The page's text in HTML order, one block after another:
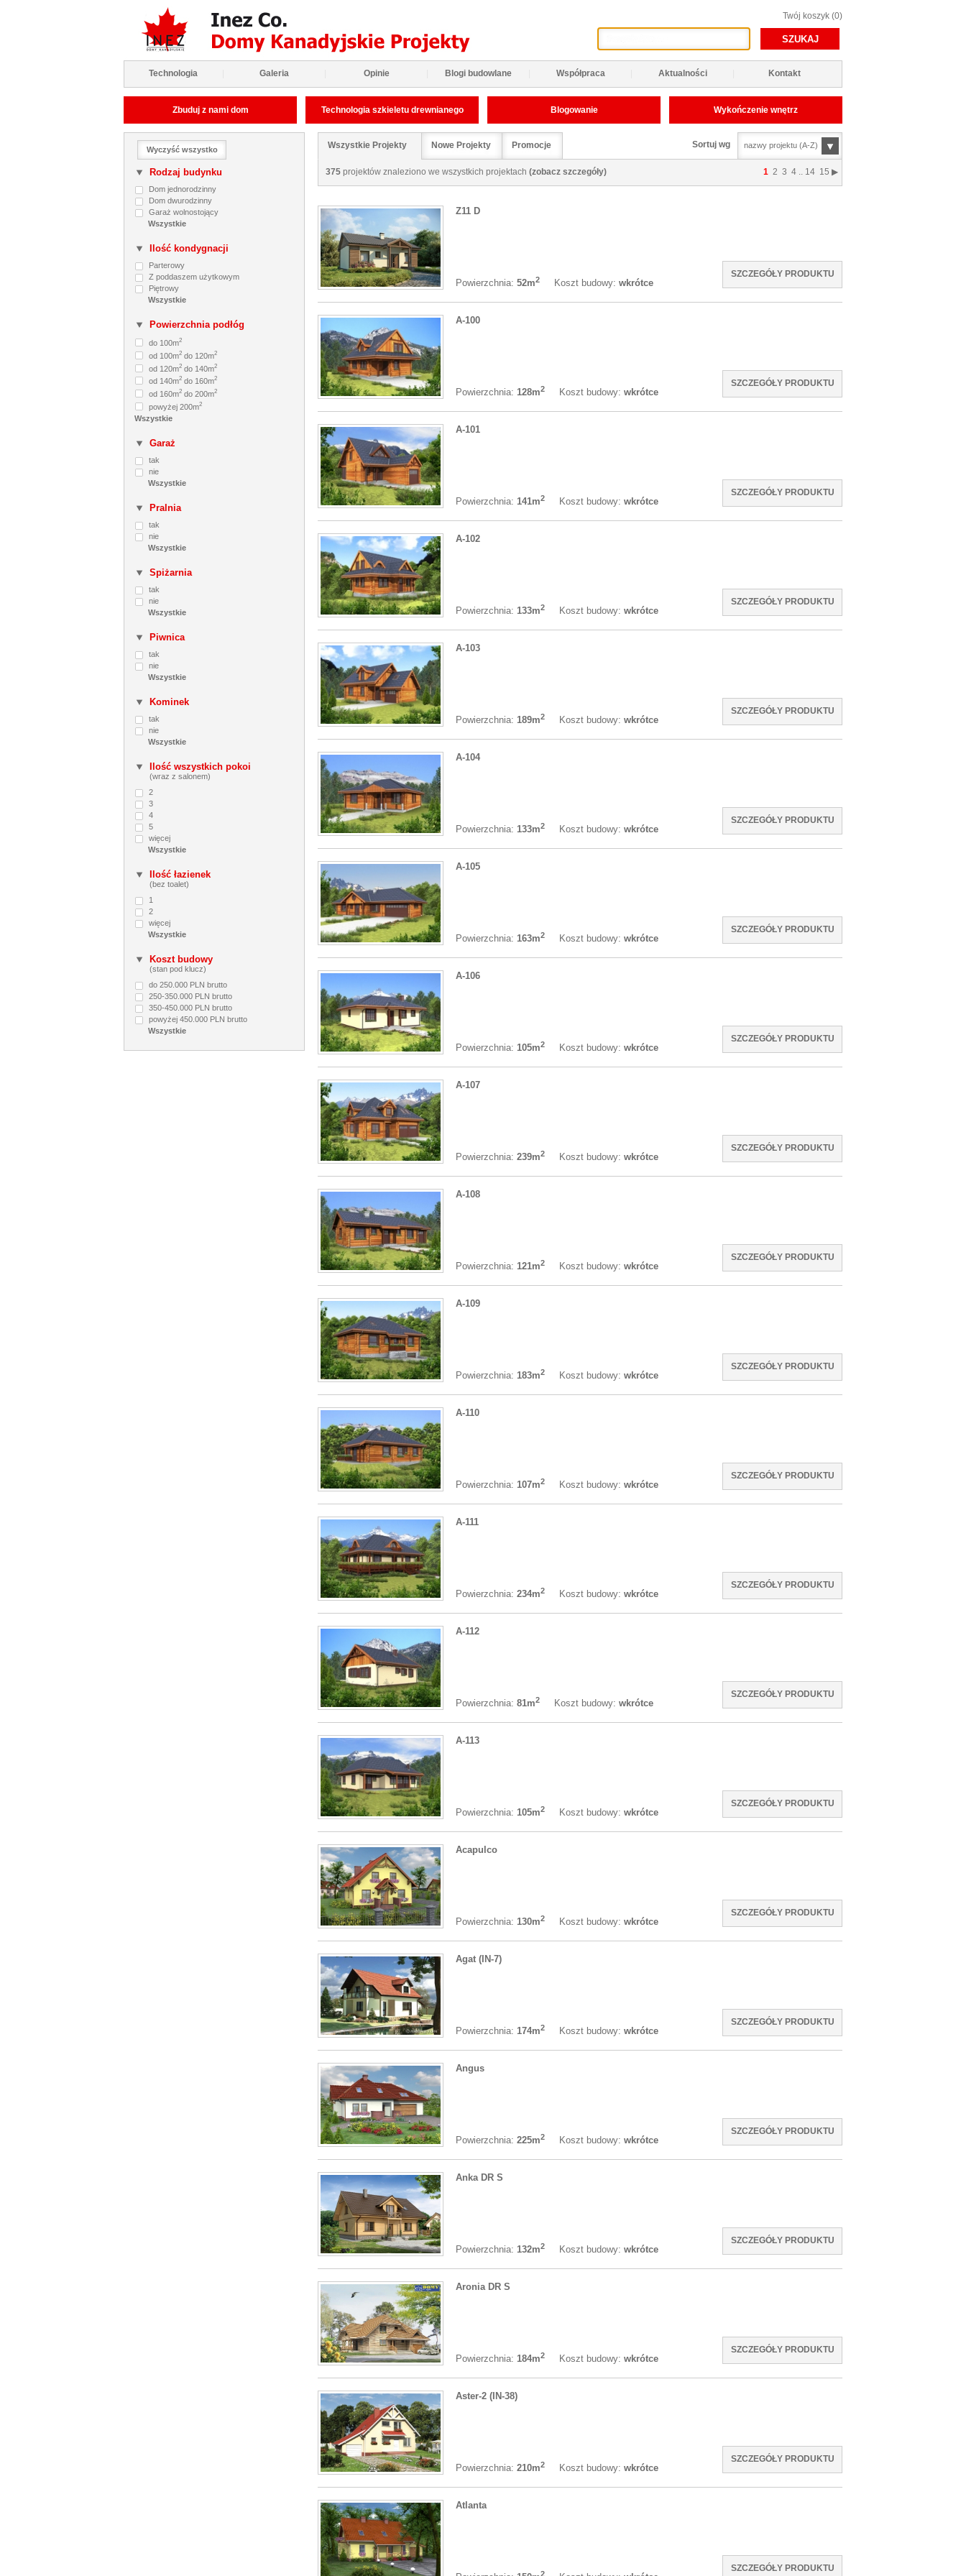
Twój koszyk (0)
Technologia Galeria Opinie Blogi budowlane Współpraca Aktualności Kontakt
Zbuduj z nami dom Technologia szkieletu drewnianego Blogowanie Wykończenie wnętrz
Wyczyść wszystko
Rodzaj budynku
Dom jednorodzinny
Dom dwurodzinny
Garaż wolnostojący
Ilość kondygnacji
Parterowy
Z poddaszem użytkowym
Piętrowy
Powierzchnia podłóg
do 100m2
od 100m2 do 120m2
od 120m2 do 140m2
od 140m2 do 160m2
od 160m2 do 200m2
powyżej 200m2
Garaż
tak
nie
Pralnia
tak
nie
Spiżarnia
tak
nie
Piwnica
tak
nie
Kominek
tak
nie
Ilość wszystkich pokoi
(wraz z salonem)
2
3
4
5
więcej
Ilość łazienek
(bez toalet)
1
2
więcej
Koszt budowy
(stan pod klucz)
do 250.000 PLN brutto
250-350.000 PLN brutto
350-450.000 PLN brutto
powyżej 450.000 PLN brutto
Wszystkie Projekty Nowe Projekty Promocje Sortuj wg nazwy projektu (A-Z)
375 projektów znaleziono we wszystkich projektach (zobacz szczegóły) 1 2 3 4 .. 14 15 ▶
Z11 D
Powierzchnia: 52m2 Koszt budowy: wkrótce
SZCZEGÓŁY PRODUKTU
A-100
Powierzchnia: 128m2 Koszt budowy: wkrótce
SZCZEGÓŁY PRODUKTU
A-101
Powierzchnia: 141m2 Koszt budowy: wkrótce
SZCZEGÓŁY PRODUKTU
A-102
Powierzchnia: 133m2 Koszt budowy: wkrótce
SZCZEGÓŁY PRODUKTU
A-103
Powierzchnia: 189m2 Koszt budowy: wkrótce
SZCZEGÓŁY PRODUKTU
A-104
Powierzchnia: 133m2 Koszt budowy: wkrótce
SZCZEGÓŁY PRODUKTU
A-105
Powierzchnia: 163m2 Koszt budowy: wkrótce
SZCZEGÓŁY PRODUKTU
A-106
Powierzchnia: 105m2 Koszt budowy: wkrótce
SZCZEGÓŁY PRODUKTU
A-107
Powierzchnia: 239m2 Koszt budowy: wkrótce
SZCZEGÓŁY PRODUKTU
A-108
Powierzchnia: 121m2 Koszt budowy: wkrótce
SZCZEGÓŁY PRODUKTU
A-109
Powierzchnia: 183m2 Koszt budowy: wkrótce
SZCZEGÓŁY PRODUKTU
A-110
Powierzchnia: 107m2 Koszt budowy: wkrótce
SZCZEGÓŁY PRODUKTU
A-111
Powierzchnia: 234m2 Koszt budowy: wkrótce
SZCZEGÓŁY PRODUKTU
A-112
Powierzchnia: 81m2 Koszt budowy: wkrótce
SZCZEGÓŁY PRODUKTU
A-113
Powierzchnia: 105m2 Koszt budowy: wkrótce
SZCZEGÓŁY PRODUKTU
Acapulco
Powierzchnia: 130m2 Koszt budowy: wkrótce
SZCZEGÓŁY PRODUKTU
Agat (IN-7)
Powierzchnia: 174m2 Koszt budowy: wkrótce
SZCZEGÓŁY PRODUKTU
Angus
Powierzchnia: 225m2 Koszt budowy: wkrótce
SZCZEGÓŁY PRODUKTU
Anka DR S
Powierzchnia: 132m2 Koszt budowy: wkrótce
SZCZEGÓŁY PRODUKTU
Aronia DR S
Powierzchnia: 184m2 Koszt budowy: wkrótce
SZCZEGÓŁY PRODUKTU
Aster-2 (IN-38)
Powierzchnia: 210m2 Koszt budowy: wkrótce
SZCZEGÓŁY PRODUKTU
Atlanta
2
SZCZEGÓŁY PRODUKTU